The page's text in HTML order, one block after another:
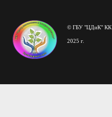
© ГБУ "ЦДиК" КК
2025 г.